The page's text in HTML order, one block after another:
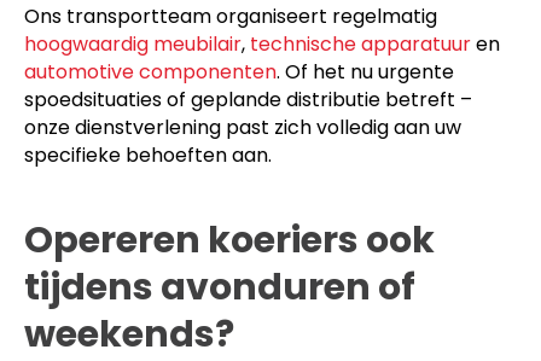
Ons transportteam organiseert regelmatig
hoogwaardig meubilair, technische apparatuuren
automotive componenten. Of het nu urgente
spoedsituaties of geplande distributie betreft –
onze dienstverlening past zich volledig aan uw
specifieke behoeften aan.
Opereren koeriers ook
tijdens avonduren of
weekends?